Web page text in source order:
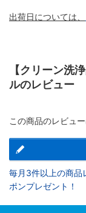
出荷日については、
【クリーン洗
ルのレビュー
この商品のレビュ
毎月3件以上の商品
ポンプレゼント！